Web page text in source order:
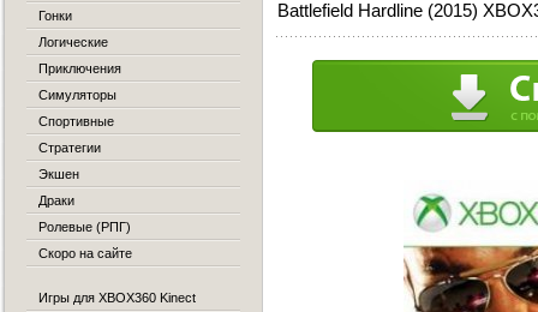
Battlefield Hardline (2015)
Гонки
Логические
Приключения
Симуляторы
Спортивные
Стратегии
Экшен
Драки
Ролевые (РПГ)
Скоро на сайте
Игры для XBOX360 Kinect